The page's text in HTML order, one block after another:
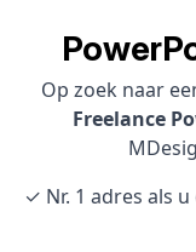
Op zoek naar
Freelance
✓ Nr. 1 adres als